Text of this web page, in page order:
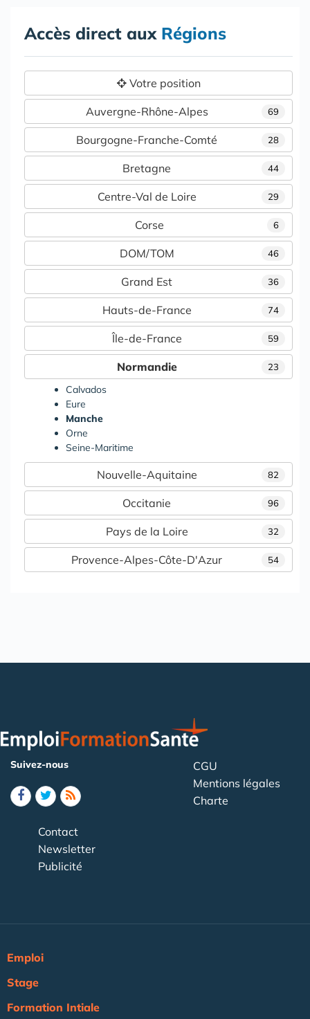
Accès direct aux Régions
Votre position
69
Auvergne-Rhône-Alpes
28
Bourgogne-Franche-Comté
44
Bretagne
29
Centre-Val de Loire
6
Corse
46
DOM/TOM
36
Grand Est
74
Hauts-de-France
59
Île-de-France
23
Normandie
Calvados
Eure
Manche
Orne
Seine-Maritime
82
Nouvelle-Aquitaine
96
Occitanie
32
Pays de la Loire
54
Provence-Alpes-Côte-D'Azur
Suivez-nous
CGU
Mentions légales
Charte
Contact
Newsletter
Publicité
Emploi
Stage
Formation Intiale